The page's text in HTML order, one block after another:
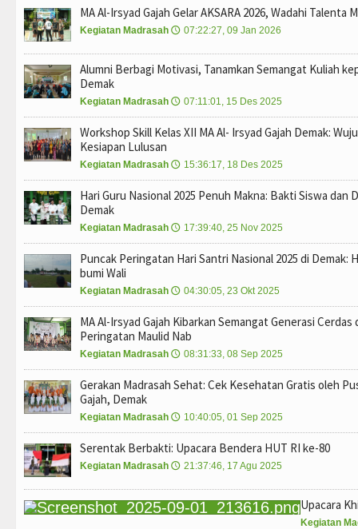
MA Al-Irsyad Gajah Gelar AKSARA 2026, Wadahi Talenta
Kegiatan Madrasah 🕔 07:22:27, 09 Jan 2026
Alumni Berbagi Motivasi, Tanamkan Semangat Kuliah
Demak
Kegiatan Madrasah 🕔 07:11:01, 15 Des 2025
Workshop Skill Kelas XII MA Al- Irsyad Gajah Demak:
Kesiapan Lulusan
Kegiatan Madrasah 🕔 15:36:17, 18 Des 2025
Hari Guru Nasional 2025 Penuh Makna: Bakti Siswa dan
Demak
Kegiatan Madrasah 🕔 17:39:40, 25 Nov 2025
Puncak Peringatan Hari Santri Nasional 2025 di Demak:
bumi Wali
Kegiatan Madrasah 🕔 04:30:05, 23 Okt 2025
MA Al-Irsyad Gajah Kibarkan Semangat Generasi
Peringatan Maulid Nab
Kegiatan Madrasah 🕔 08:31:33, 08 Sep 2025
Gerakan Madrasah Sehat: Cek Kesehatan Gratis oleh
Gajah, Demak
Kegiatan Madrasah 🕔 10:40:05, 01 Sep 2025
Serentak Berbakti: Upacara Bendera HUT RI ke-80
Kegiatan Madrasah 🕔 21:37:46, 17 Agu 2025
Upacara
Kegiatan